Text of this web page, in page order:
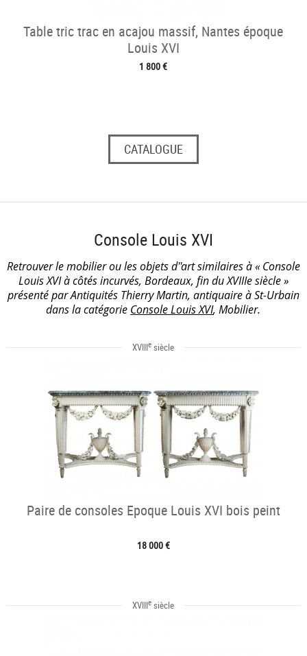
Table tric trac en acajou massif, Nantes époque
Louis XVI
1 800 €
CATALOGUE
Console Louis XVI
Retrouver le mobilier ou les objets d''art similaires à « Console
Louis XVI à côtés incurvés, Bordeaux, fin du XVIIIe siècle »
présenté par Antiquités Thierry Martin, antiquaire à St-Urbain
dans la catégorie Console Louis XVI, Mobilier.
XVIIIe siècle
Paire de consoles Epoque Louis XVI bois peint
18 000 €
XVIIIe siècle